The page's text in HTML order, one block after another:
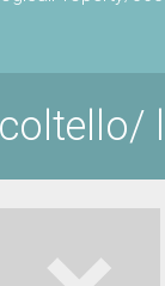
coltello/